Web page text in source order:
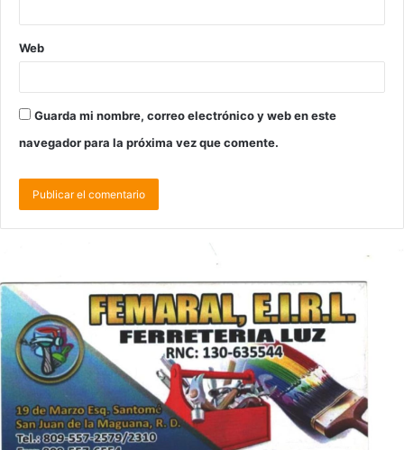
Web
Guarda mi nombre, correo electrónico y web en este
navegador para la próxima vez que comente.